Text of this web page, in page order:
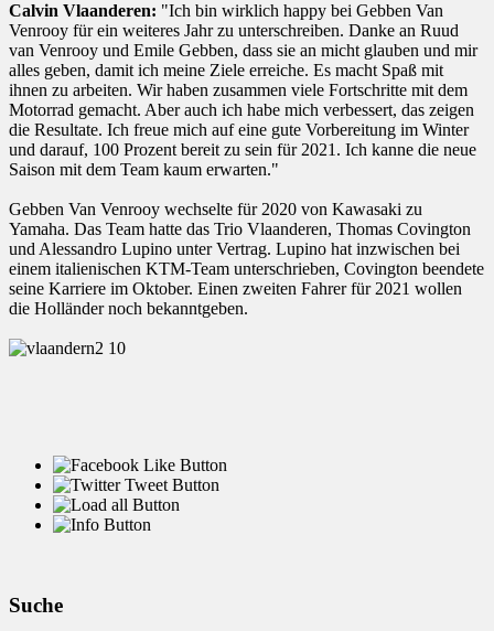
Calvin Vlaanderen: "Ich bin wirklich happy bei Gebben Van
Venrooy für ein weiteres Jahr zu unterschreiben. Danke an Ruud
van Venrooy und Emile Gebben, dass sie an micht glauben und mir
alles geben, damit ich meine Ziele erreiche. Es macht Spaß mit
ihnen zu arbeiten. Wir haben zusammen viele Fortschritte mit dem
Motorrad gemacht. Aber auch ich habe mich verbessert, das zeigen
die Resultate. Ich freue mich auf eine gute Vorbereitung im Winter
und darauf, 100 Prozent bereit zu sein für 2021. Ich kanne die neue
Saison mit dem Team kaum erwarten."
Gebben Van Venrooy wechselte für 2020 von Kawasaki zu
Yamaha. Das Team hatte das Trio Vlaanderen, Thomas Covington
und Alessandro Lupino unter Vertrag. Lupino hat inzwischen bei
einem italienischen KTM-Team unterschrieben, Covington beendete
seine Karriere im Oktober. Einen zweiten Fahrer für 2021 wollen
die Holländer noch bekanntgeben.
Suche